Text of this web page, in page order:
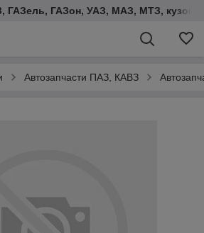
ГАЗель, ГАЗон, УАЗ, МАЗ, МТЗ,
Автозапчасти ПАЗ, КАВЗ